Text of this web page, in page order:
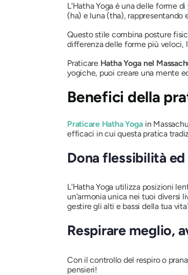
L'Hatha Yoga è una delle forme
(ha) e luna (tha), rappresentando
Questo stile combina posture
differenza delle forme più veloci,
Praticare Hatha Yoga nel
yogiche, puoi creare una mente
Benefici della
Praticare Hatha Yoga in
efficaci in cui questa pratica
Dona flessibilità
L'Hatha Yoga utilizza posizioni
un'armonia unica nei tuoi diversi
gestire gli alti e bassi della tua
Respirare meglio,
Con il controllo del respiro o
pensieri!